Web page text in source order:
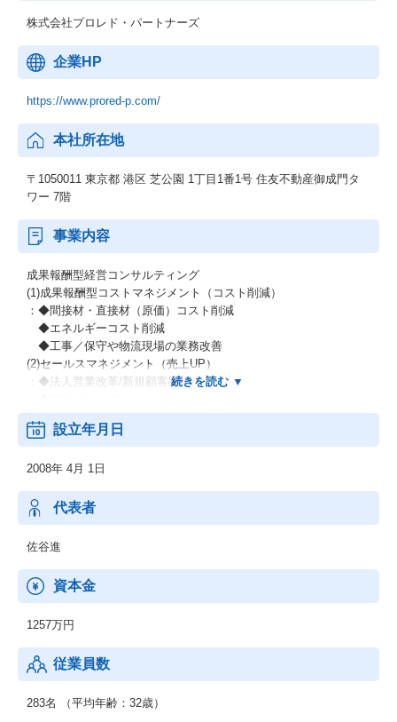
株式会社プロレド・パートナーズ
企業HP
https://www.prored-p.com/
本社所在地
〒1050011 東京都 港区 芝公園 1丁目1番1号 住友不動産御成門タ
ワー 7階
事業内容
成果報酬型経営コンサルティング
(1)成果報酬型コストマネジメント（コスト削減）
：◆間接材・直接材（原価）コスト削減
◆エネルギーコスト削減
◆工事／保守や物流現場の業務改善
(2)セールスマネジメント（売上UP）
：◆法人営業改革/新規顧客開拓
(3)ハンズオン企業支援
：◆経営計画策定/実行/役員派遣
(4)公的機関（地方自治体他）向けのコンサルティング
：◆PFS・SIBコンサルティング
(5) Pro-Sign CRE
：◆賃貸借契約書管理システム
(6)Pro-Lead
設立年月日
2008年 4月 1日
代表者
佐谷進
資本金
1257万円
従業員数
283名 （平均年齢：32歳）